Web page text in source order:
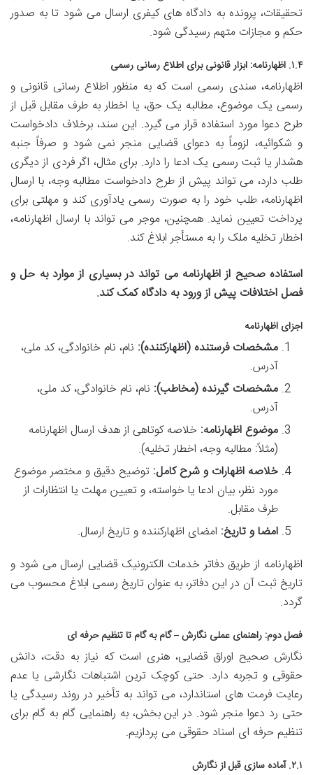
تحقیقات، پرونده به دادگاه های کیفری ارسال می شود تا به صدور
حکم و مجازات متهم رسیدگی شود.
۱.۴. اظهارنامه: ابزار قانونی برای اطلاع رسانی رسمی
اظهارنامه، سندی رسمی است که به منظور اطلاع رسانی قانونی و
رسمی یک موضوع، مطالبه یک حق، یا اخطار به طرف مقابل قبل از
طرح دعوا مورد استفاده قرار می گیرد. این سند، برخلاف دادخواست
و شکوائیه، لزوماً به دعوای قضایی منجر نمی شود و صرفاً جنبه
هشدار یا ثبت رسمی یک ادعا را دارد. برای مثال، اگر فردی از دیگری
طلب دارد، می تواند پیش از طرح دادخواست مطالبه وجه، با ارسال
اظهارنامه، طلب خود را به صورت رسمی یادآوری کند و مهلتی برای
پرداخت تعیین نماید. همچنین، موجر می تواند با ارسال اظهارنامه،
اخطار تخلیه ملک را به مستأجر ابلاغ کند.
استفاده صحیح از اظهارنامه می تواند در بسیاری از موارد به حل و
فصل اختلافات پیش از ورود به دادگاه کمک کند.
اجزای اظهارنامه
مشخصات فرستنده (اظهارکننده): نام، نام خانوادگی، کد ملی،
آدرس.
مشخصات گیرنده (مخاطب): نام، نام خانوادگی، کد ملی،
آدرس.
موضوع اظهارنامه: خلاصه کوتاهی از هدف ارسال اظهارنامه
(مثلاً: مطالبه وجه، اخطار تخلیه).
خلاصه اظهارات و شرح کامل: توضیح دقیق و مختصر موضوع
مورد نظر، بیان ادعا یا خواسته، و تعیین مهلت یا انتظارات از
طرف مقابل.
امضا و تاریخ: امضای اظهارکننده و تاریخ ارسال.
اظهارنامه از طریق دفاتر خدمات الکترونیک قضایی ارسال می شود و
تاریخ ثبت آن در این دفاتر، به عنوان تاریخ رسمی ابلاغ محسوب می
گردد.
فصل دوم: راهنمای عملی نگارش – گام به گام تا تنظیم حرفه ای
نگارش صحیح اوراق قضایی، هنری است که نیاز به دقت، دانش
حقوقی و تجربه دارد. حتی کوچک ترین اشتباهات نگارشی یا عدم
رعایت فرمت های استاندارد، می تواند به تأخیر در روند رسیدگی یا
حتی رد دعوا منجر شود. در این بخش، به راهنمایی گام به گام برای
تنظیم حرفه ای اسناد حقوقی می پردازیم.
۲.۱. آماده سازی قبل از نگارش